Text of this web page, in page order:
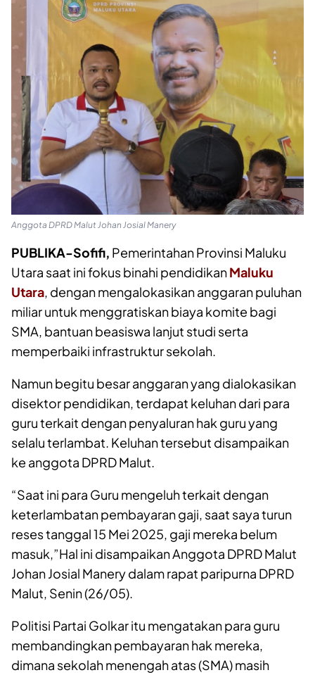
Anggota DPRD Malut Johan Josial Manery
PUBLIKA-Sofifi, Pemerintahan Provinsi Maluku
Utara saat ini fokus binahi pendidikanMaluku
Utara, dengan mengalokasikan anggaran puluhan
miliar untuk menggratiskan biaya komite bagi
SMA, bantuan beasiswa lanjut studi serta
memperbaiki infrastruktur sekolah.
Namun begitu besar anggaran yang dialokasikan
disektor pendidikan, terdapat keluhan dari para
guru terkait dengan penyaluran hak guru yang
selalu terlambat. Keluhan tersebut disampaikan
ke anggota DPRD Malut.
“Saat ini para Guru mengeluh terkait dengan
keterlambatan pembayaran gaji, saat saya turun
reses tanggal 15 Mei 2025, gaji mereka belum
masuk,”Hal ini disampaikan Anggota DPRD Malut
Johan Josial Manery dalam rapat paripurna DPRD
Malut, Senin (26/05).
Politisi Partai Golkar itu mengatakan para guru
membandingkan pembayaran hak mereka,
dimana sekolah menengah atas (SMA) masih